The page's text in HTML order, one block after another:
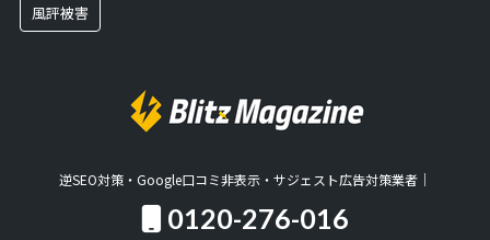
風評被害
逆SEO対策・Google口コミ非表示・サジェスト広告対策業者｜
0120-276-016